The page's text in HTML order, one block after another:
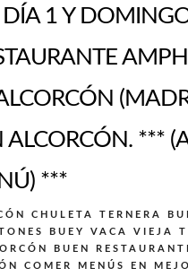
1 Y
***
***
CHULETA TERNERA
BUEY VACA VIEJA
BUEN
COMER MENÚS EN